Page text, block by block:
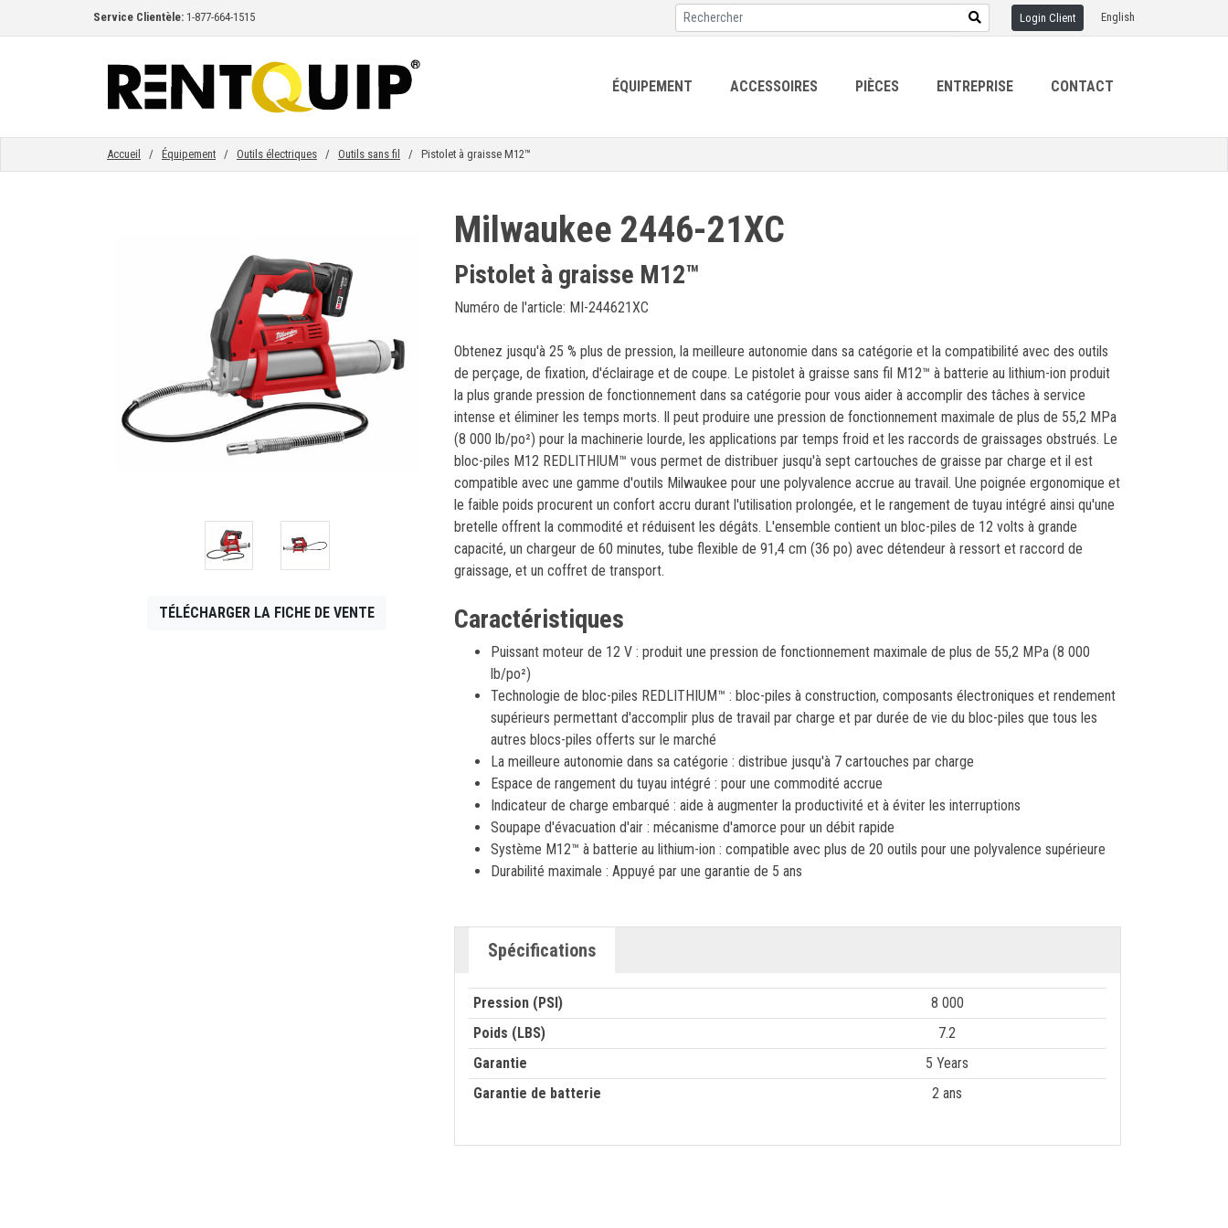
Service Clientèle: 1-877-664-1515 Login Client English
ACCUEIL
ÉQUIPEMENT
CONTACT
ÉQUIPEMENT ACCESSOIRES PIÈCES ENTREPRISE CONTACT
Accueil / Équipement / Outils électriques / Outils sans fil / Pistolet à graisse M12™
TÉLÉCHARGER LA FICHE DE VENTE
Milwaukee 2446-21XC
Pistolet à graisse M12™
Numéro de l'article: MI-244621XC
Obtenez jusqu'à 25 % plus de pression, la meilleure autonomie dans sa catégorie et la compatibilité avec des outils
de perçage, de fixation, d'éclairage et de coupe. Le pistolet à graisse sans fil M12™ à batterie au lithium-ion produit
la plus grande pression de fonctionnement dans sa catégorie pour vous aider à accomplir des tâches à service
intense et éliminer les temps morts. Il peut produire une pression de fonctionnement maximale de plus de 55,2 MPa
(8 000 lb/po²) pour la machinerie lourde, les applications par temps froid et les raccords de graissages obstrués. Le
bloc-piles M12 REDLITHIUM™ vous permet de distribuer jusqu'à sept cartouches de graisse par charge et il est
compatible avec une gamme d'outils Milwaukee pour une polyvalence accrue au travail. Une poignée ergonomique et
le faible poids procurent un confort accru durant l'utilisation prolongée, et le rangement de tuyau intégré ainsi qu'une
bretelle offrent la commodité et réduisent les dégâts. L'ensemble contient un bloc-piles de 12 volts à grande
capacité, un chargeur de 60 minutes, tube flexible de 91,4 cm (36 po) avec détendeur à ressort et raccord de
graissage, et un coffret de transport.
Caractéristiques
Puissant moteur de 12 V : produit une pression de fonctionnement maximale de plus de 55,2 MPa (8 000
lb/po²)
Technologie de bloc-piles REDLITHIUM™ : bloc-piles à construction, composants électroniques et rendement
supérieurs permettant d'accomplir plus de travail par charge et par durée de vie du bloc-piles que tous les
autres blocs-piles offerts sur le marché
La meilleure autonomie dans sa catégorie : distribue jusqu'à 7 cartouches par charge
Espace de rangement du tuyau intégré : pour une commodité accrue
Indicateur de charge embarqué : aide à augmenter la productivité et à éviter les interruptions
Soupape d'évacuation d'air : mécanisme d'amorce pour un débit rapide
Système M12™ à batterie au lithium-ion : compatible avec plus de 20 outils pour une polyvalence supérieure
Durabilité maximale : Appuyé par une garantie de 5 ans
Spécifications
Pression (PSI)
8 000
Poids (LBS)
7.2
Garantie
5 Years
Garantie de batterie
2 ans